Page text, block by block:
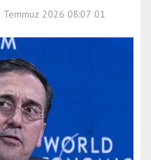
01 Temmuz 2026 08:07